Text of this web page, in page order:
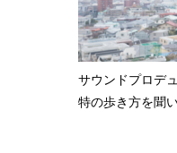
サウンドプロデ
特の歩き方を聞